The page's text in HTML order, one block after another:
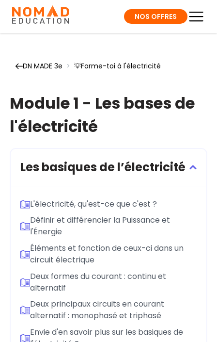
NOS OFFRES
DN MADE 3e > 💡Forme-toi à l'électricité
Module 1 - Les bases de
l'électricité
Les basiques de l’électricité
L'électricité, qu'est-ce que c'est ?
Définir et différencier la Puissance et
l'Énergie
Éléments et fonction de ceux-ci dans un
circuit électrique
Deux formes du courant : continu et
alternatif
Deux principaux circuits en courant
alternatif : monophasé et triphasé
Envie d'en savoir plus sur les basiques de